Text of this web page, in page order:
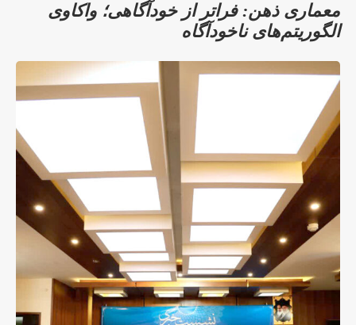
معماری ذهن: فراتر از خودآگاهی؛ واکاوی
الگوریتم‌های ناخودآگاه